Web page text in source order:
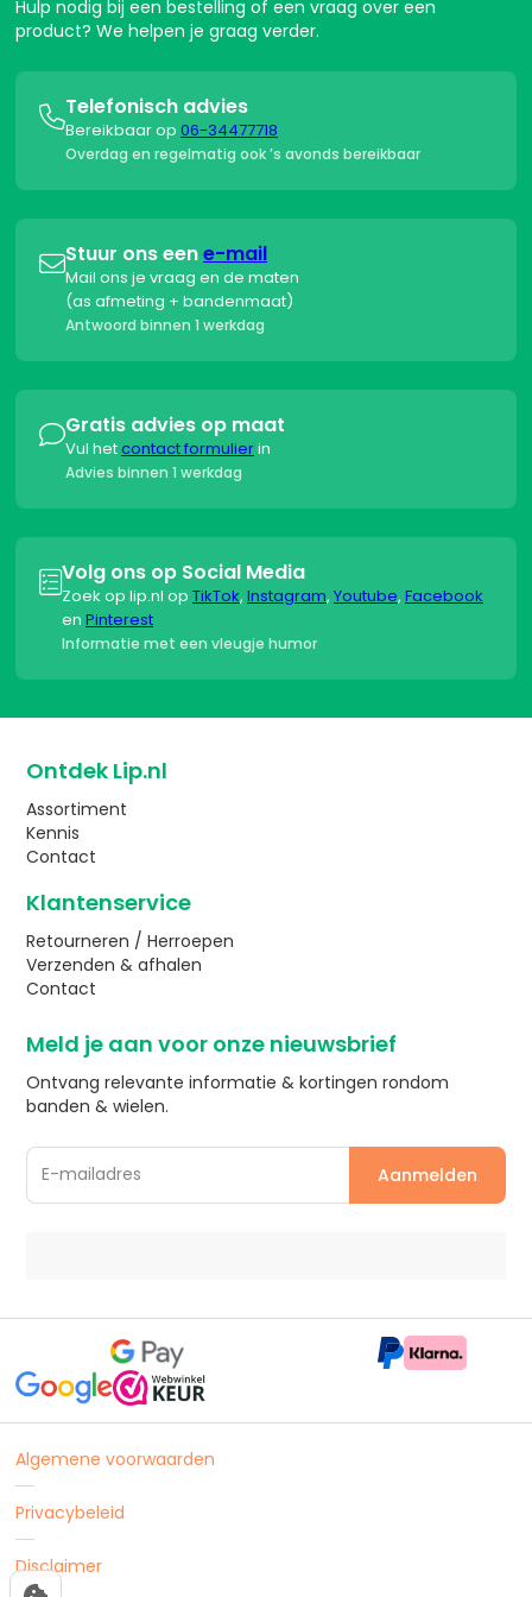
Hulp nodig bij een bestelling of een vraag over een
product? We helpen je graag verder.
Telefonisch advies
Bereikbaar op 06-34477718
Overdag en regelmatig ook ’s avonds bereikbaar
Stuur ons eene-mail
Mail ons je vraag en de maten
(as afmeting + bandenmaat)
Antwoord binnen 1 werkdag
Gratis advies op maat
Vul hetcontact formulierin
Advies binnen 1 werkdag
Volg ons op Social Media
Zoek op lip.nl op TikTok, Instagram, Youtube, Facebook
en Pinterest
Informatie met een vleugje humor
Ontdek Lip.nl
Assortiment
Kennis
Contact
Klantenservice
Retourneren / Herroepen
Verzenden & afhalen
Contact
Meld je aan voor onze nieuwsbrief
Ontvang relevante informatie & kortingen rondom
banden & wielen.
Algemene voorwaarden
Privacybeleid
Disclaimer